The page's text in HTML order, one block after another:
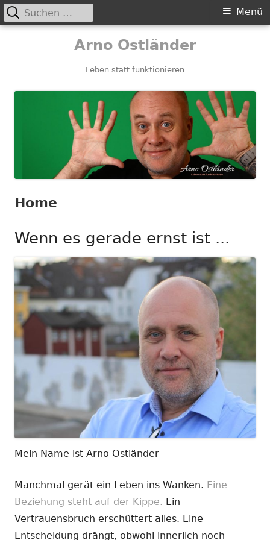
Arno Ostländer
Leben statt funktionieren
Primäres
Menü
Suchen
nach:
Home
Wenn es gerade ernst ist ...
Mein Name ist Arno Ostländer
Manchmal gerät ein Leben ins Wanken. Eine
Beziehung steht auf der Kippe. Ein
Vertrauensbruch erschüttert alles. Eine
Entscheidung drängt, obwohl innerlich noch